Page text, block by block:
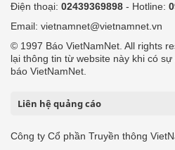
Điện thoại: 02439369898 - Hotline:
Email: vietnamnet@vietnamnet.vn
© 1997 Báo VietNamNet. All rights
lại thông tin từ website này khi có
báo VietNamNet.
Liên hệ quảng cáo
Công ty Cổ phần Truyền thông